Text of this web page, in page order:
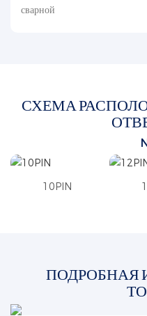
сварной
СХЕМА
10PIN
ПОДРОБНАЯ